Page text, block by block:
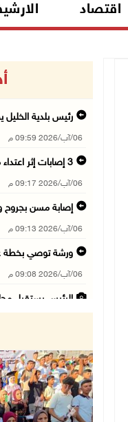
اقتصاد
رئيس بلدية الخليل
06/آب/2026 09:59 م
06/آب/2026 09:17 م
إصابة مسن بجروح
06/آب/2026 09:13 م
ورشة توصي بخطة
06/آب/2026 09:08 م
الرئيس يستقبل
06/آب/2026 08:33 م
الاحتلال يوسع
06/آب/2026 08:06 م
Next